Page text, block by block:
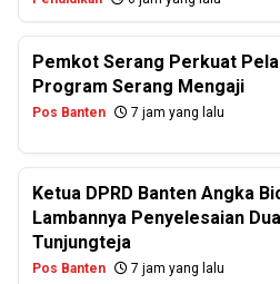
Pemkot Serang Perkuat
Program Serang Mengaji
Pos Banten 7 jam yang lalu
Ketua DPRD Banten Angka
Lambannya Penyelesaian
Tunjungteja
Pos Banten 7 jam yang lalu